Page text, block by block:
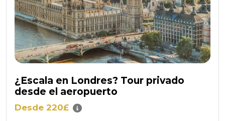
¿Escala en Londres? Tour privado
desde el aeropuerto
Desde 220£